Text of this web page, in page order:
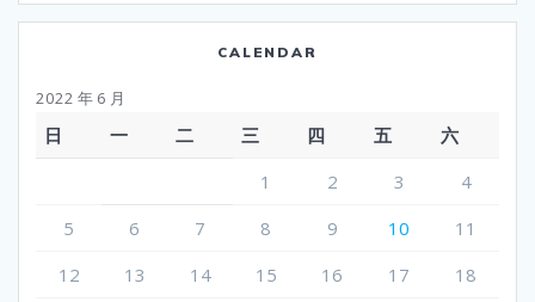
CALENDAR
2022 年 6 月
日 一 二 三 四 五
六
1
2 3
4
5
6 7 8 9 10
11
12
13 14 15 16 17
18